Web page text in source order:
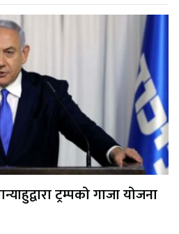
ट्रम्पको गाजा योजना